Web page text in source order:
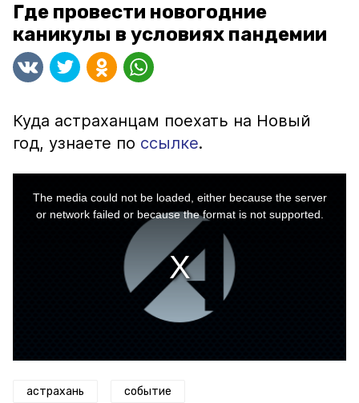
Где провести новогодние
каникулы в условиях пандемии
Куда астраханцам поехать на Новый
год, узнаете по ссылке.
The media could not be loaded, either because the server
or network failed or because the format is not supported.
астрахань событие